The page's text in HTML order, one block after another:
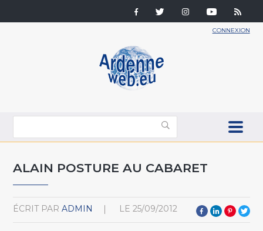
CONNEXION
ALAIN POSTURE AU CABARET
ÉCRIT PAR ADMIN LE 25/09/2012